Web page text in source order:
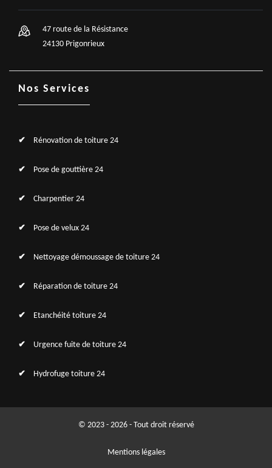
47 route de la Résistance
24130 Prigonrieux
Nos Services
Rénovation de toiture 24
Pose de gouttière 24
Charpentier 24
Pose de velux 24
Nettoyage démoussage de toiture 24
Réparation de toiture 24
Etanchéité toiture 24
Urgence fuite de toiture 24
Hydrofuge toiture 24
© 2023 - 2026 - Tout droit réservé
Mentions légales